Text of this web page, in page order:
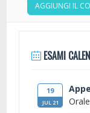
AGGIUNGI IL
ESAMI
19
JUL 21
Orale